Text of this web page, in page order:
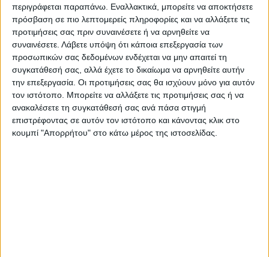
περιγράφεται παραπάνω. Εναλλακτικά, μπορείτε να αποκτήσετε
πρόσβαση σε πιο λεπτομερείς πληροφορίες και να αλλάξετε τις
προτιμήσεις σας πριν συναινέσετε ή να αρνηθείτε να
συναινέσετε. Λάβετε υπόψη ότι κάποια επεξεργασία των
προσωπικών σας δεδομένων ενδέχεται να μην απαιτεί τη
συγκατάθεσή σας, αλλά έχετε το δικαίωμα να αρνηθείτε αυτήν
την επεξεργασία. Οι προτιμήσεις σας θα ισχύουν μόνο για αυτόν
τον ιστότοπο. Μπορείτε να αλλάξετε τις προτιμήσεις σας ή να
ανακαλέσετε τη συγκατάθεσή σας ανά πάσα στιγμή
επιστρέφοντας σε αυτόν τον ιστότοπο και κάνοντας κλικ στο
κουμπί "Απορρήτου" στο κάτω μέρος της ιστοσελίδας.
«Είναι μία επιπλέον επιλογή για τους
πολίτες. Κάθε πολίτης μπορεί να επιλέξει
εάν θέλει να χειρουργηθεί στα τακτικά
χειρουργεία του ΕΣΥ ή σε μία ιδιωτική
κλινική ή σε απογευματινό χειρουργείο σε
ένα δημόσιο νοσοκομείο» διευκρίνισε.
Τα απογευματινά χειρουργεία θα έχουν